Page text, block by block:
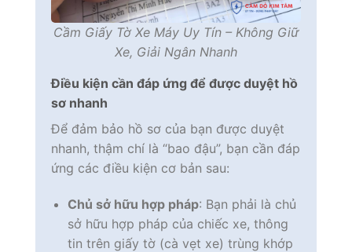
Cầm Giấy Tờ Xe Máy Uy Tín – Không Giữ
Xe, Giải Ngân Nhanh
Điều kiện cần đáp ứng để được duyệt hồ
sơ nhanh
Để đảm bảo hồ sơ của bạn được duyệt
nhanh, thậm chí là “bao đậu”, bạn cần đáp
ứng các điều kiện cơ bản sau:
Chủ sở hữu hợp pháp: Bạn phải là chủ
sở hữu hợp pháp của chiếc xe, thông
tin trên giấy tờ (cà vẹt xe) trùng khớp